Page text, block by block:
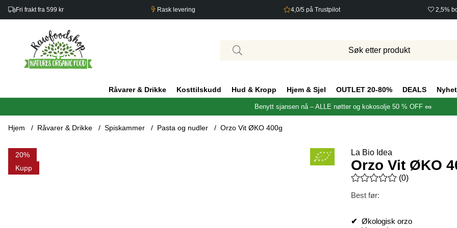
Fri frakt fra 599 kr Rask levering 4,0/5 på Trustpilot 2,5%
Råvarer & Drikke Kosttilskudd Hud & Kropp Hjem & Sjel OUTLET 20-80% DEALS
Benytt sjansen nå – ALLE nøtter og kokosolje 50 % OFF 🥜
Hjem Råvarer & Drikke Spiskammer Pasta og nudler Orzo Vit ØKO 400g
20
Kupp
Produktbilder Orzo Vit ØKO 400g La Bio Idea
Orzo Vit ØKO
Gjennomsnittlig rangering 0
(0)
Best før:
✔ Økologisk orzo